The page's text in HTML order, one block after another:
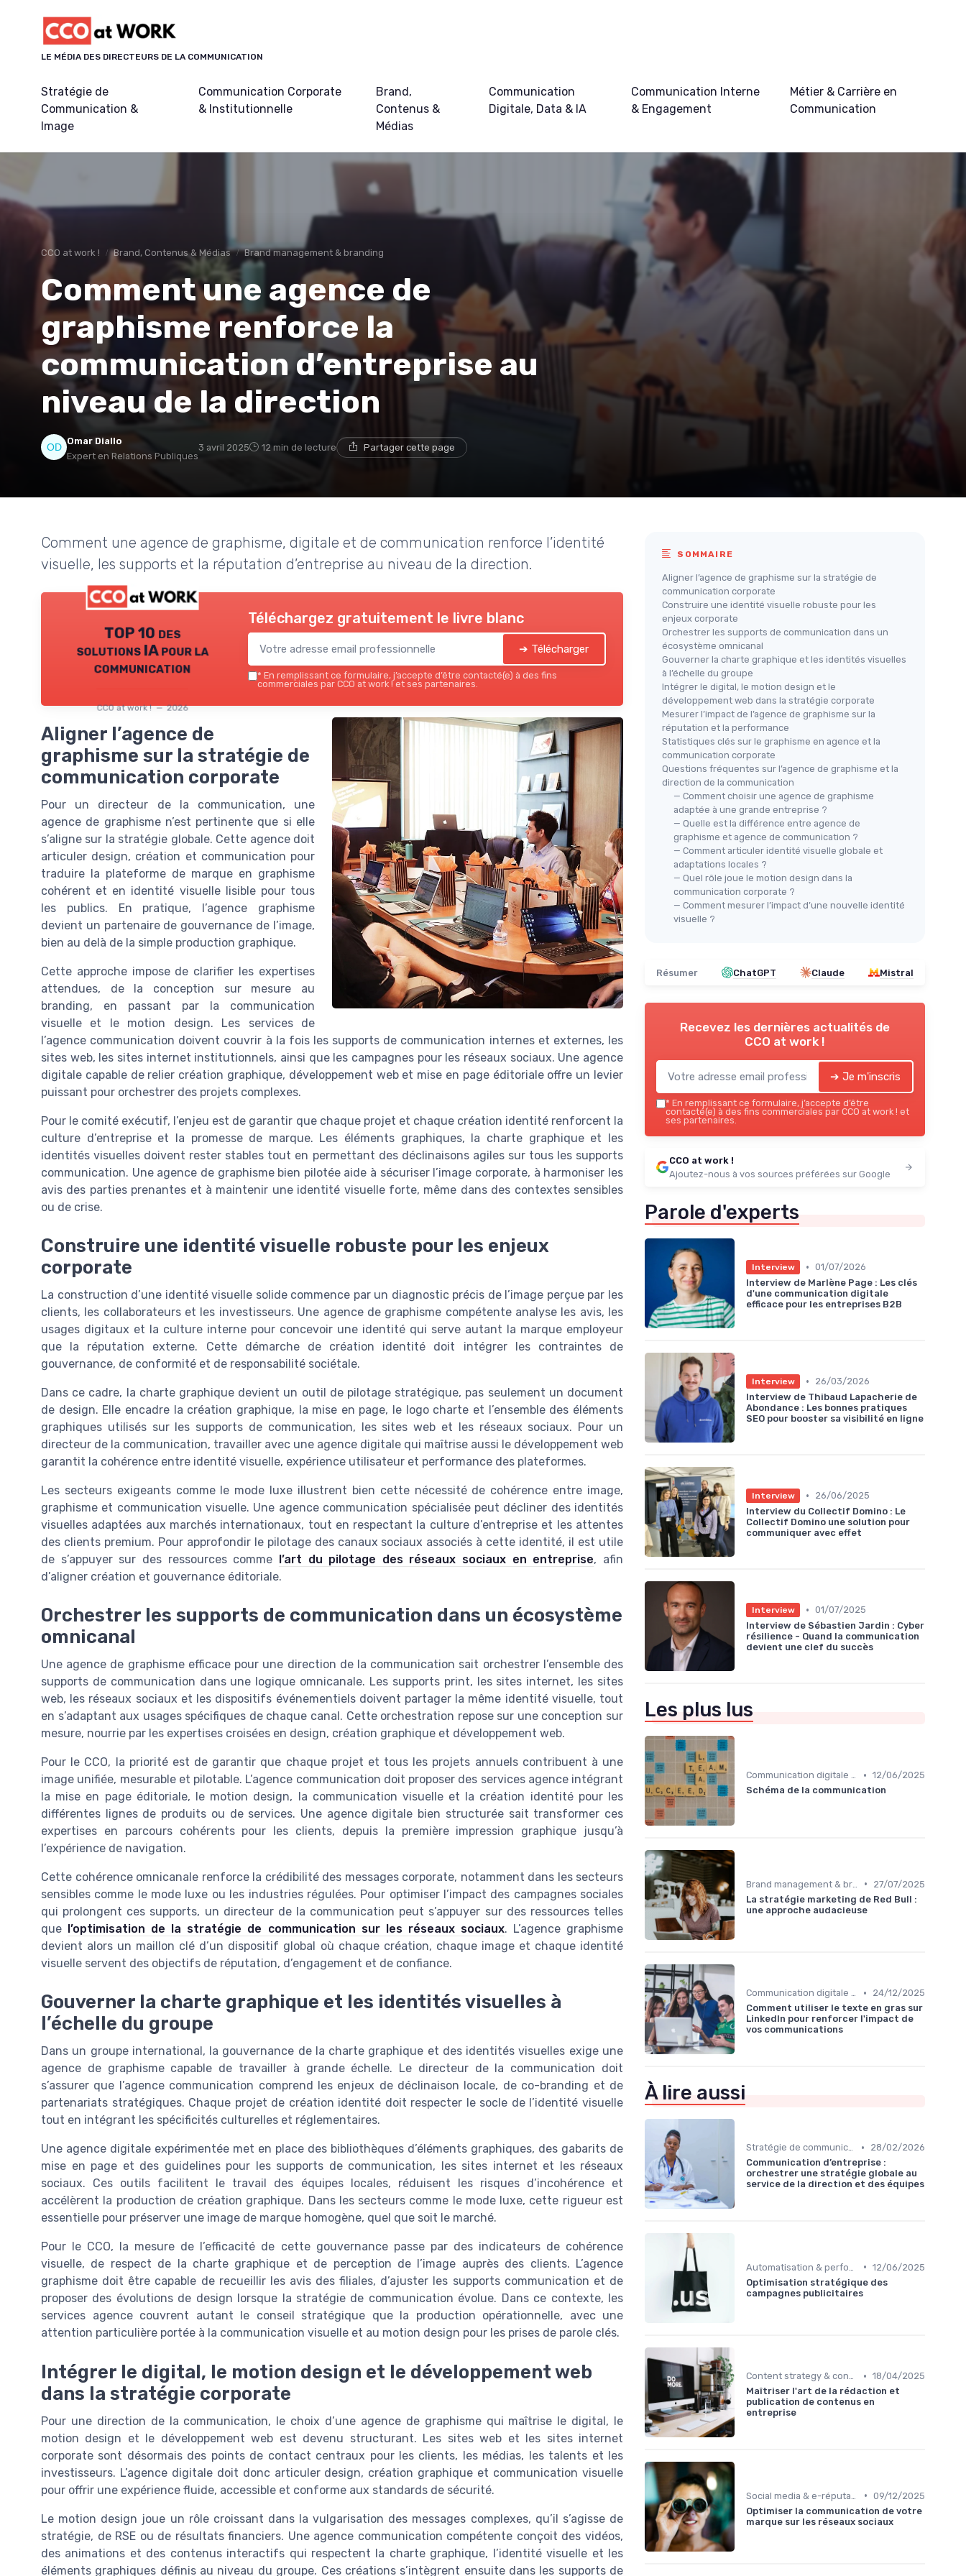
LE MÉDIA DES DIRECTEURS DE LA COMMUNICATION
Stratégie de
Communication &
Image
Communication Corporate
& Institutionnelle
Brand,
Contenus &
Médias
Communication
Digitale, Data & IA
Communication Interne
& Engagement
Métier & Carrière en
Communication
CCO at work ! Brand, Contenus & Médias Brand management & branding
Comment une agence de
graphisme renforce la
communication d’entreprise au
niveau de la direction
Omar Diallo
Expert en Relations Publiques
3 avril 2025 12 min de lecture Partager cette page
Comment une agence de graphisme, digitale et de communication renforce l’identité
visuelle, les supports et la réputation d’entreprise au niveau de la direction.
TOP 10 des
solutions IA pour la
communication
CCO at work ! — 2026
Téléchargez gratuitement le livre blanc
➔ Télécharger
* En remplissant ce formulaire, j’accepte d’être contacté(e) à des fins
commerciales par CCO at work ! et ses partenaires.
Aligner l’agence de
graphisme sur la stratégie de
communication corporate
Pour un directeur de la communication, une
agence de graphisme n’est pertinente que si elle
s’aligne sur la stratégie globale. Cette agence doit
articuler design, création et communication pour
traduire la plateforme de marque en graphisme
cohérent et en identité visuelle lisible pour tous
les publics. En pratique, l’agence graphisme
devient un partenaire de gouvernance de l’image,
bien au delà de la simple production graphique.
Cette approche impose de clarifier les expertises
attendues, de la conception sur mesure au
branding, en passant par la communication
visuelle et le motion design. Les services de
l’agence communication doivent couvrir à la fois les supports de communication internes et externes, les
sites web, les sites internet institutionnels, ainsi que les campagnes pour les réseaux sociaux. Une agence
digitale capable de relier création graphique, développement web et mise en page éditoriale offre un levier
puissant pour orchestrer des projets complexes.
Pour le comité exécutif, l’enjeu est de garantir que chaque projet et chaque création identité renforcent la
culture d’entreprise et la promesse de marque. Les éléments graphiques, la charte graphique et les
identités visuelles doivent rester stables tout en permettant des déclinaisons agiles sur tous les supports
communication. Une agence de graphisme bien pilotée aide à sécuriser l’image corporate, à harmoniser les
avis des parties prenantes et à maintenir une identité visuelle forte, même dans des contextes sensibles
ou de crise.
Construire une identité visuelle robuste pour les enjeux
corporate
La construction d’une identité visuelle solide commence par un diagnostic précis de l’image perçue par les
clients, les collaborateurs et les investisseurs. Une agence de graphisme compétente analyse les avis, les
usages digitaux et la culture interne pour concevoir une identité qui serve autant la marque employeur
que la réputation externe. Cette démarche de création identité doit intégrer les contraintes de
gouvernance, de conformité et de responsabilité sociétale.
Dans ce cadre, la charte graphique devient un outil de pilotage stratégique, pas seulement un document
de design. Elle encadre la création graphique, la mise en page, le logo charte et l’ensemble des éléments
graphiques utilisés sur les supports de communication, les sites web et les réseaux sociaux. Pour un
directeur de la communication, travailler avec une agence digitale qui maîtrise aussi le développement web
garantit la cohérence entre identité visuelle, expérience utilisateur et performance des plateformes.
Les secteurs exigeants comme le mode luxe illustrent bien cette nécessité de cohérence entre image,
graphisme et communication visuelle. Une agence communication spécialisée peut décliner des identités
visuelles adaptées aux marchés internationaux, tout en respectant la culture d’entreprise et les attentes
des clients premium. Pour approfondir le pilotage des canaux sociaux associés à cette identité, il est utile
de s’appuyer sur des ressources comme l’art du pilotage des réseaux sociaux en entreprise, afin
d’aligner création et gouvernance éditoriale.
Orchestrer les supports de communication dans un écosystème
omnicanal
Une agence de graphisme efficace pour une direction de la communication sait orchestrer l’ensemble des
supports de communication dans une logique omnicanale. Les supports print, les sites internet, les sites
web, les réseaux sociaux et les dispositifs événementiels doivent partager la même identité visuelle, tout
en s’adaptant aux usages spécifiques de chaque canal. Cette orchestration repose sur une conception sur
mesure, nourrie par les expertises croisées en design, création graphique et développement web.
Pour le CCO, la priorité est de garantir que chaque projet et tous les projets annuels contribuent à une
image unifiée, mesurable et pilotable. L’agence communication doit proposer des services agence intégrant
la mise en page éditoriale, le motion design, la communication visuelle et la création identité pour les
différentes lignes de produits ou de services. Une agence digitale bien structurée sait transformer ces
expertises en parcours cohérents pour les clients, depuis la première impression graphique jusqu’à
l’expérience de navigation.
Cette cohérence omnicanale renforce la crédibilité des messages corporate, notamment dans les secteurs
sensibles comme le mode luxe ou les industries régulées. Pour optimiser l’impact des campagnes sociales
qui prolongent ces supports, un directeur de la communication peut s’appuyer sur des ressources telles
que
l’optimisation de la stratégie de communication sur les réseaux sociaux. L’agence graphisme
devient alors un maillon clé d’un dispositif global où chaque création, chaque image et chaque identité
visuelle servent des objectifs de réputation, d’engagement et de confiance.
Gouverner la charte graphique et les identités visuelles à
l’échelle du groupe
Dans un groupe international, la gouvernance de la charte graphique et des identités visuelles exige une
agence de graphisme capable de travailler à grande échelle. Le directeur de la communication doit
s’assurer que l’agence communication comprend les enjeux de déclinaison locale, de co-branding et de
partenariats stratégiques. Chaque projet de création identité doit respecter le socle de l’identité visuelle
tout en intégrant les spécificités culturelles et réglementaires.
Une agence digitale expérimentée met en place des bibliothèques d’éléments graphiques, des gabarits de
mise en page et des guidelines pour les supports de communication, les sites internet et les réseaux
sociaux. Ces outils facilitent le travail des équipes locales, réduisent les risques d’incohérence et
accélèrent la production de création graphique. Dans les secteurs comme le mode luxe, cette rigueur est
essentielle pour préserver une image de marque homogène, quel que soit le marché.
Pour le CCO, la mesure de l’efficacité de cette gouvernance passe par des indicateurs de cohérence
visuelle, de respect de la charte graphique et de perception de l’image auprès des clients. L’agence
graphisme doit être capable de recueillir les avis des filiales, d’ajuster les supports communication et de
proposer des évolutions de design lorsque la stratégie de communication évolue. Dans ce contexte, les
services agence couvrent autant le conseil stratégique que la production opérationnelle, avec une
attention particulière portée à la communication visuelle et au motion design pour les prises de parole clés.
Intégrer le digital, le motion design et le développement web
dans la stratégie corporate
Pour une direction de la communication, le choix d’une agence de graphisme qui maîtrise le digital, le
motion design et le développement web est devenu structurant. Les sites web et les sites internet
corporate sont désormais des points de contact centraux pour les clients, les médias, les talents et les
investisseurs. L’agence digitale doit donc articuler design, création graphique et communication visuelle
pour offrir une expérience fluide, accessible et conforme aux standards de sécurité.
Le motion design joue un rôle croissant dans la vulgarisation des messages complexes, qu’il s’agisse de
stratégie, de RSE ou de résultats financiers. Une agence communication compétente conçoit des vidéos,
des animations et des contenus interactifs qui respectent la charte graphique, l’identité visuelle et les
éléments graphiques définis au niveau du groupe. Ces créations s’intègrent ensuite dans les supports de
SOMMAIRE
Aligner l’agence de graphisme sur la stratégie de
communication corporate
Construire une identité visuelle robuste pour les
enjeux corporate
Orchestrer les supports de communication dans un
écosystème omnicanal
Gouverner la charte graphique et les identités visuelles
à l’échelle du groupe
Intégrer le digital, le motion design et le
développement web dans la stratégie corporate
Mesurer l’impact de l’agence de graphisme sur la
réputation et la performance
Statistiques clés sur le graphisme en agence et la
communication corporate
Questions fréquentes sur l’agence de graphisme et la
direction de la communication
— Comment choisir une agence de graphisme
adaptée à une grande entreprise ?
— Quelle est la différence entre agence de
graphisme et agence de communication ?
— Comment articuler identité visuelle globale et
adaptations locales ?
— Quel rôle joue le motion design dans la
communication corporate ?
— Comment mesurer l’impact d’une nouvelle identité
visuelle ?
Résumer ChatGPT Claude Mistral
Recevez les dernières actualités de
CCO at work !
➔ Je m'inscris
* En remplissant ce formulaire, j’accepte d’être
contacté(e) à des fins commerciales par CCO at work ! et
ses partenaires.
CCO at work !
Ajoutez-nous à vos sources préférées sur Google
Parole d'experts
Interview • 01/07/2026
Interview de Marlène Page : Les clés
d'une communication digitale
efficace pour les entreprises B2B
Interview •
26/03/2026
Interview de Thibaud Lapacherie de
Abondance : Les bonnes pratiques
SEO pour booster sa visibilité en ligne
Interview •
26/06/2025
Interview du Collectif Domino : Le
Collectif Domino une solution pour
communiquer avec effet
Interview • 01/07/2025
Interview de Sébastien Jardin : Cyber
résilience - Quand la communication
devient une clef du succès
Les plus lus
Communication digitale & omnicanale • 12/06/2025
Schéma de la communication
•
27/07/2025
La stratégie marketing de Red Bull :
une approche audacieuse
Communication digitale & omnicanale •
24/12/2025
Comment utiliser le texte en gras sur
LinkedIn pour renforcer l'impact de
vos communications
À lire aussi
Stratégie de communication d’entreprise •
28/02/2026
Communication d’entreprise :
orchestrer une stratégie globale au
service de la direction et des équipes
• 12/06/2025
Optimisation stratégique des
campagnes publicitaires
Content strategy & content marketing • 18/04/2025
Maîtriser l'art de la rédaction et
publication de contenus en
entreprise
• 09/12/2025
Optimiser la communication de votre
marque sur les réseaux sociaux